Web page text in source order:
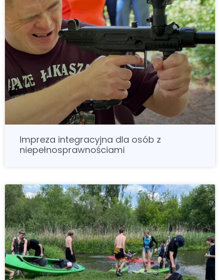
Impreza integracyjna dla osób z
niepełnosprawnościami